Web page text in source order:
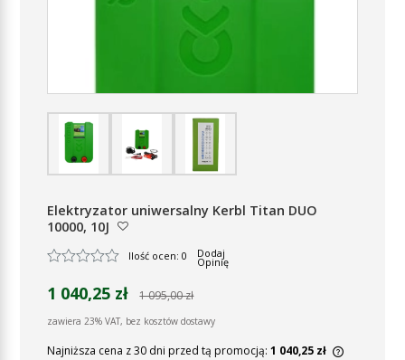
Elektryzator uniwersalny Kerbl Titan DUO
10000, 10J
Ilość ocen: 0 Dodaj
Opinię
1 040,25 zł 1 095,00 zł
zawiera 23% VAT, bez kosztów dostawy
Najniższa cena z 30 dni przed tą promocją: 1 040,25 zł